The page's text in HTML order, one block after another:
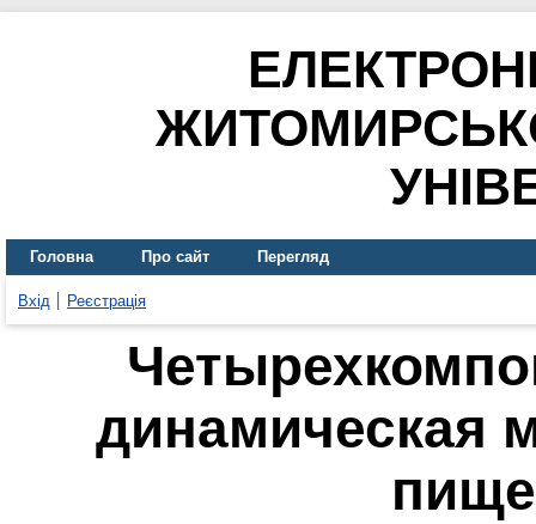
Головна Про сайт Перегляд
Вхід Реєстрація
динамическая